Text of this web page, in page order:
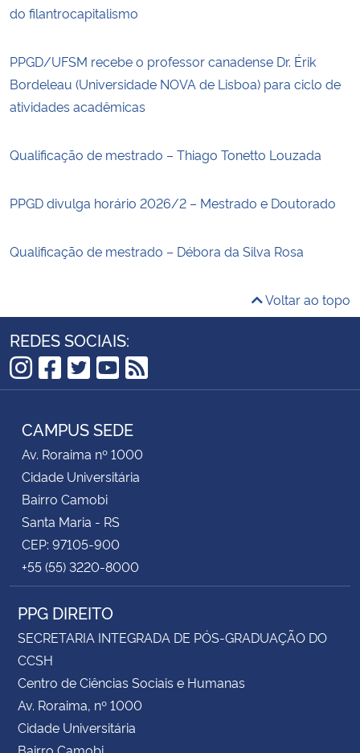
do filantrocapitalismo
PPGD/UFSM recebe o professor canadense Dr. Érik
Bordeleau (Universidade NOVA de Lisboa) para ciclo de
atividades acadêmicas
Qualificação de mestrado – Thiago Tonetto Louzada
PPGD divulga horário 2026/2 – Mestrado e Doutorado
Qualificação de mestrado – Débora da Silva Rosa
Voltar ao topo
REDES SOCIAIS:
Instagram
Facebook
Twitter
YouTube
RSS
CAMPUS SEDE
Av. Roraima nº 1000
Cidade Universitária
Bairro Camobi
Santa Maria - RS
CEP: 97105-900
+55 (55) 3220-8000
PPG DIREITO
SECRETARIA INTEGRADA DE PÓS-GRADUAÇÃO DO
CCSH
Centro de Ciências Sociais e Humanas
Av. Roraima, nº 1000
Cidade Universitária
Bairro Camobi